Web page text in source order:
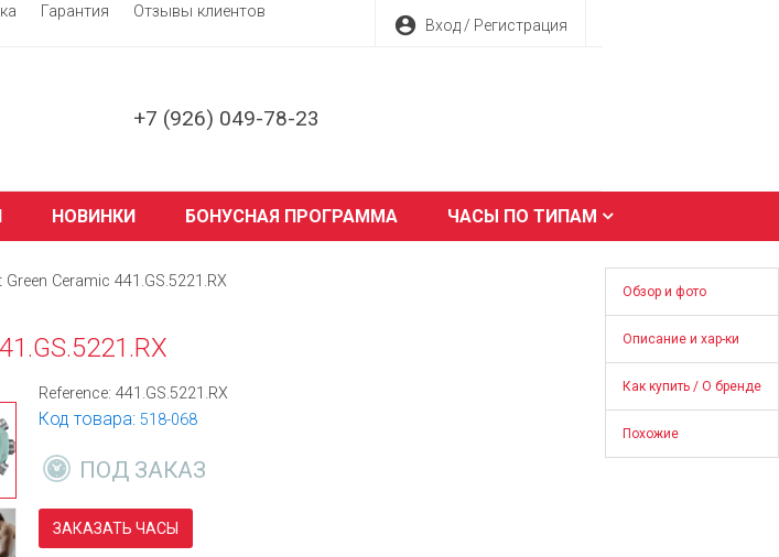
Гарантия
Отзывы клиентов
account_circle Вход / Регистрация
+7 (926) 049-78-23
НОВИНКИ БОНУСНАЯ ПРОГРАММА ЧАСЫ ПО ТИПАМ
Обзор и фото
Описание и хар-ки
Как купить / О бренде
Похожие
Ceramic 441.GS.5221.RX
Reference: 441.GS.5221.RX
Код товара: 518-068
ПОД ЗАКАЗ
ЗАКАЗАТЬ ЧАСЫ